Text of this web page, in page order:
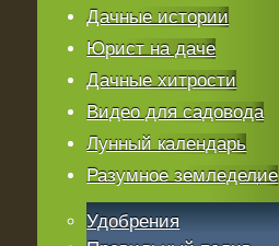
Дачные истории
Юрист на даче
Дачные хитрости
Видео для садовода
Лунный календарь
Разумное земледелие
Удобрения